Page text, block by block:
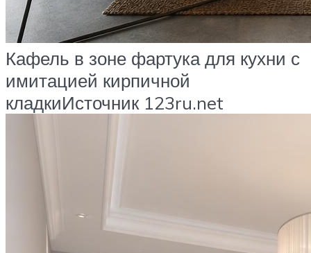
Кафель в зоне фартука для кухни с
имитацией кирпичной
кладкиИсточник 123ru.net